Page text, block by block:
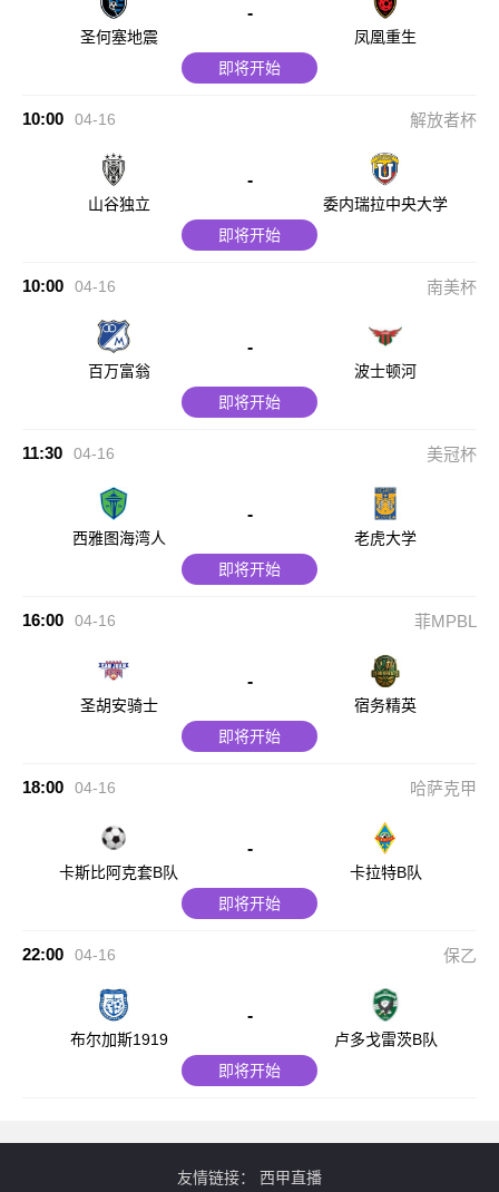
圣何塞地震
-
凤凰重生
即将开始
10:00 04-16 解放者杯
山谷独立
-
委内瑞拉中央大学
即将开始
10:00 04-16 南美杯
百万富翁
-
波士顿河
即将开始
11:30 04-16 美冠杯
西雅图海湾人
-
老虎大学
即将开始
16:00 04-16 菲MPBL
圣胡安骑士
-
宿务精英
即将开始
18:00 04-16 哈萨克甲
卡斯比阿克套B队
-
卡拉特B队
即将开始
22:00 04-16 保乙
布尔加斯1919
-
卢多戈雷茨B队
即将开始
友情链接： 西甲直播